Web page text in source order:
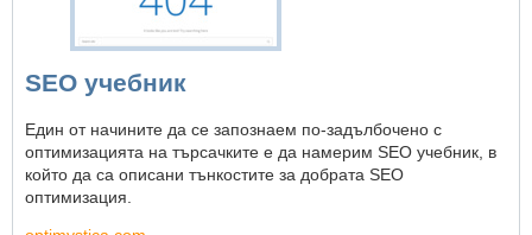
SEO учебник
Един от начините да се запознаем по-задълбочено с
оптимизацията на търсачките е да намерим SEO учебник, в
който да са описани тънкостите за добрата SEO
оптимизация.